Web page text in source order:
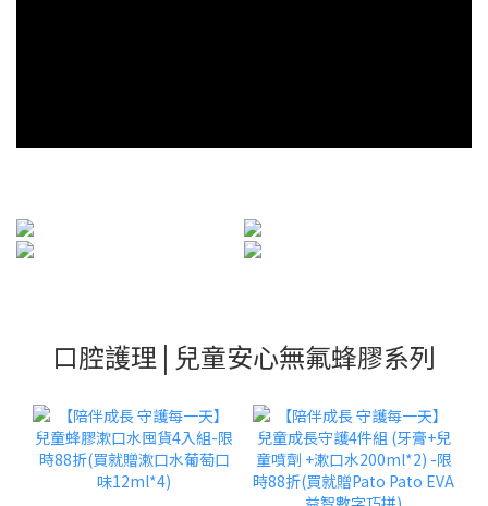
口腔護理 | 兒童安心無氟蜂膠系列